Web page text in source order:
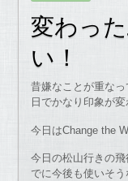
変わっ
い！
昔嫌なことが重な
日でかなり印象が
今日はChange the
今日の松山行きの
でに今後も使いそ